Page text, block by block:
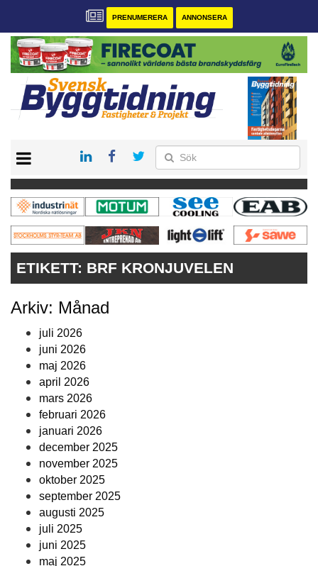
PRENUMERERA ANNONSERA
PRENUMERERA
VÅRA ANDRA MAGASIN
ANNONSERA
KONTAKT
ETIKETT: BRF KRONJUVELEN
Arkiv: Månad
juli 2026
juni 2026
maj 2026
april 2026
mars 2026
februari 2026
januari 2026
december 2025
november 2025
oktober 2025
september 2025
augusti 2025
juli 2025
juni 2025
maj 2025